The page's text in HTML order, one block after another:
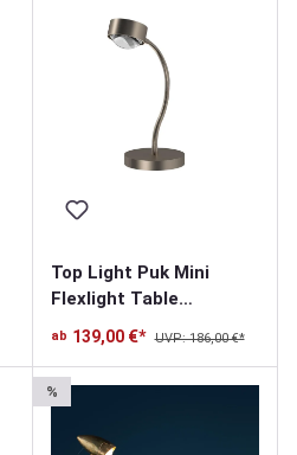
Top Light Puk Mini
Flexlight Table
Tischleuchte
ab 139,00 €* UVP: 186,00 €*
%